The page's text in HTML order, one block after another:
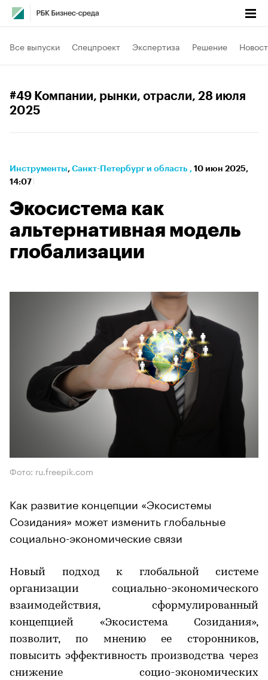
Все выпуски Спецпроект Экспертиза Решение
#49 Компании, рынки, отрасли, 28 июля
2025
Инструменты⁠, Санкт-Петербург и область , 10 июн 2025,
14:07
Экосистема как
альтернативная модель
глобализации
Фото: ru.freepik.com
Как развитие концепции «Экосистемы
Созидания» может изменить глобальные
социально-экономические связи
Новый подход к глобальной системе
организации социально-экономического
взаимодействия, сформулированный
концепцией «Экосистема Созидания»,
позволит, по мнению ее сторонников,
повысить эффективность производства через
снижение социо-экономических